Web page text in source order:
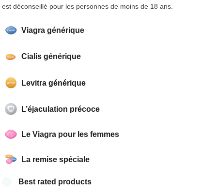
Viagra générique
Cialis générique
Levitra générique
L’éjaculation précoce
Le Viagra pour les femmes
La remise spéciale
Best rated products
est déconseillé pour les personnes de moins de 18 ans.